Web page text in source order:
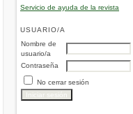
Servicio de ayuda de la revista
USUARIO/A
Nombre de
usuario/a
Contraseña
No cerrar sesión